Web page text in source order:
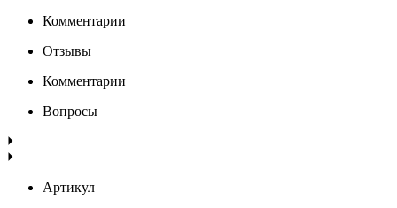
Комментарии
Отзывы
Комментарии
Вопросы
Артикул